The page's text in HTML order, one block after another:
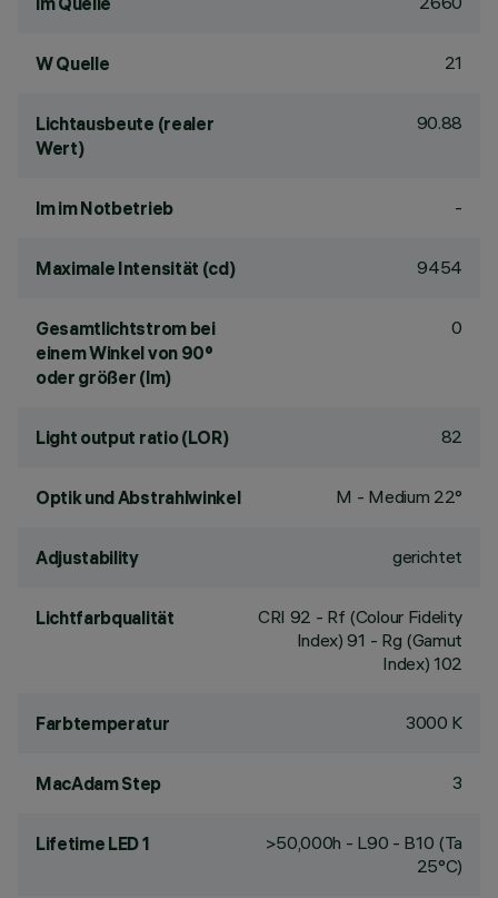
W Quelle 21
Lichtausbeute (realer
Wert)
90.88
lm im Notbetrieb -
Maximale Intensität (cd) 9454
Gesamtlichtstrom bei
einem Winkel von 90°
oder größer (lm)
0
Light output ratio (LOR) 82
Optik und Abstrahlwinkel M - Medium 22°
Adjustability gerichtet
Lichtfarbqualität CRI 92 - Rf (Colour Fidelity
Index) 91 - Rg (Gamut
Index) 102
Farbtemperatur 3000 K
MacAdam Step 3
Lifetime LED 1
>50,000h - L90 - B10 (Ta
25°C)